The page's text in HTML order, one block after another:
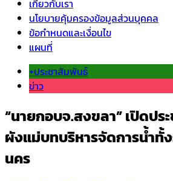
เกี่ยวกับเรา
นโยบายคุ้มครองข้อมูลส่วนบุคคล
ข้อกำหนดและเงื่อนไข
แผนที่
+ประชาสัมพันธ์
ข่าว
“นายกอบจ.สงขลา” เปิดป
ผังแม่บทบริหารจัดการน้ำทั้
นคร